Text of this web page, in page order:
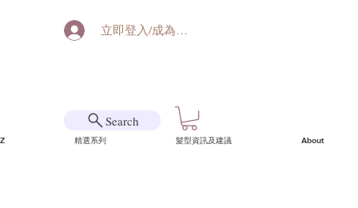
立即登入/成為會員
Search
精選系列 髮型資訊及建議 About